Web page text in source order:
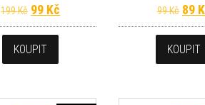
199Kč Původní cena byla: 199 Kč.
99 Kč Aktuální cena je: 99 Kč.
KOUPIT
99Kč 89
KOUPIT